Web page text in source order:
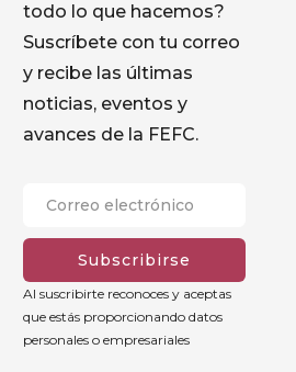
todo lo que hacemos?
Suscríbete con tu correo
y recibe las últimas
noticias, eventos y
avances de la FEFC.
Subscribirse
Al suscribirte reconoces y aceptas
que estás proporcionando datos
personales o empresariales